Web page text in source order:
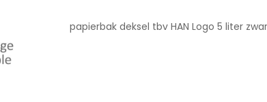
papierbak deksel tbv HAN Logo 5 liter